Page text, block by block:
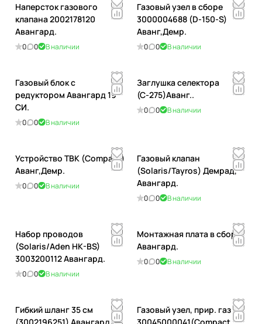
Наперсток газового
клапана 2002178120
Авангард.
0 0 В наличии
Газовый узел в сборе
3000004688 (D-150-S)
Аванг,Демр.
0 0 В наличии
Газовый блок с
редуктором Авангард 19
СИ.
0 0 В наличии
Заглушка селектора
(С-275)Аванг..
0 0 В наличии
Устройство ТВК (Compact)
Аванг,Демр.
0 0 В наличии
Газовый клапан
(Solaris/Tayros) Демрад,
Авангард.
0 0 В наличии
Набор проводов
(Solaris/Aden HK-BS)
3003200112 Авангард.
0 0 В наличии
Монтажная плата в сборе
Авангард.
0 0 В наличии
Гибкий шланг 35 см
Газовый узел, прир. газ